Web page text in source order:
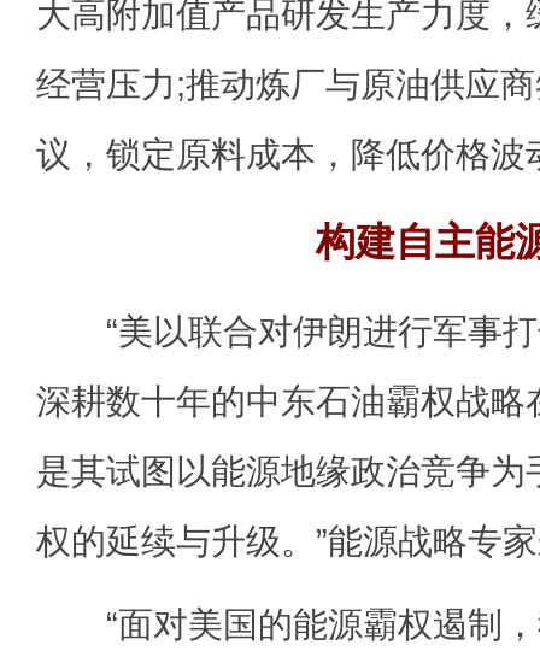
大高附加值产品研发生产力度
经营压力;推动炼厂与原油供应
议，锁定原料成本，降低价格波
构建自主能
“美以联合对伊朗进行军事打
深耕数十年的中东石油霸权战略
是其试图以能源地缘政治竞争
权的延续与升级。”能源战略专
“面对美国的能源霸权遏制，